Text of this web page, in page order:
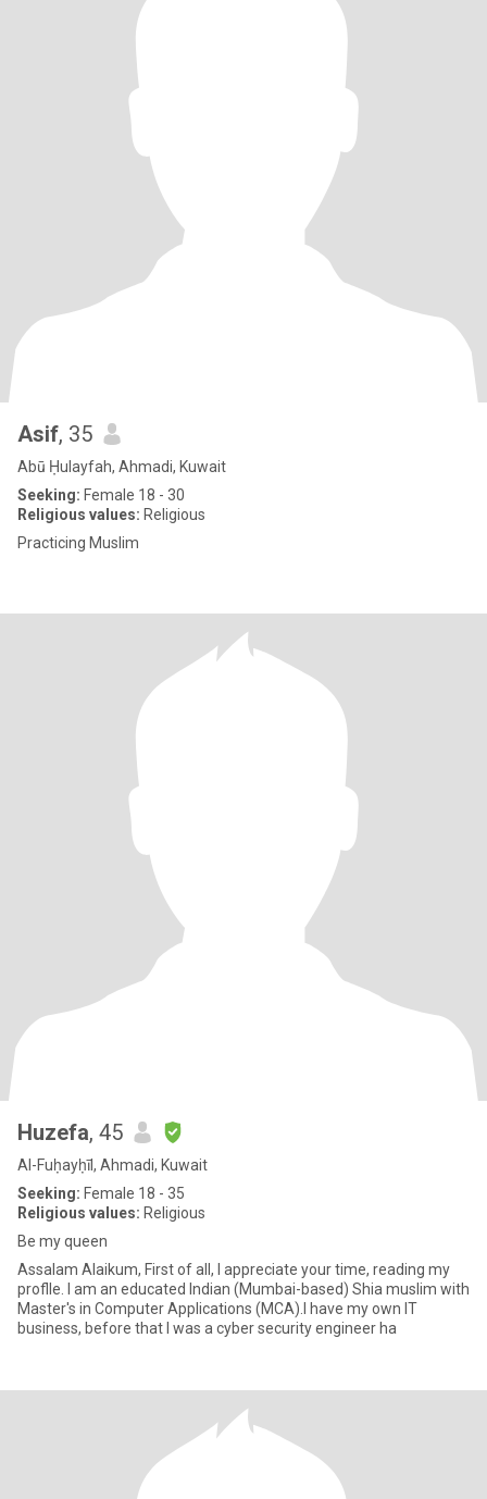
Asif, 35
Abū Ḥulayfah, Ahmadi, Kuwait
Seeking: Female 18 - 30
Religious values: Religious
Practicing Muslim
Huzefa, 45
Al-Fuḥayḥīl, Ahmadi, Kuwait
Seeking: Female 18 - 35
Religious values: Religious
Be my queen
Assalam Alaikum, First of all, I appreciate your time, reading my
proflle. I am an educated Indian (Mumbai-based) Shia muslim with
Master's in Computer Applications (MCA).I have my own IT
business, before that I was a cyber security engineer ha